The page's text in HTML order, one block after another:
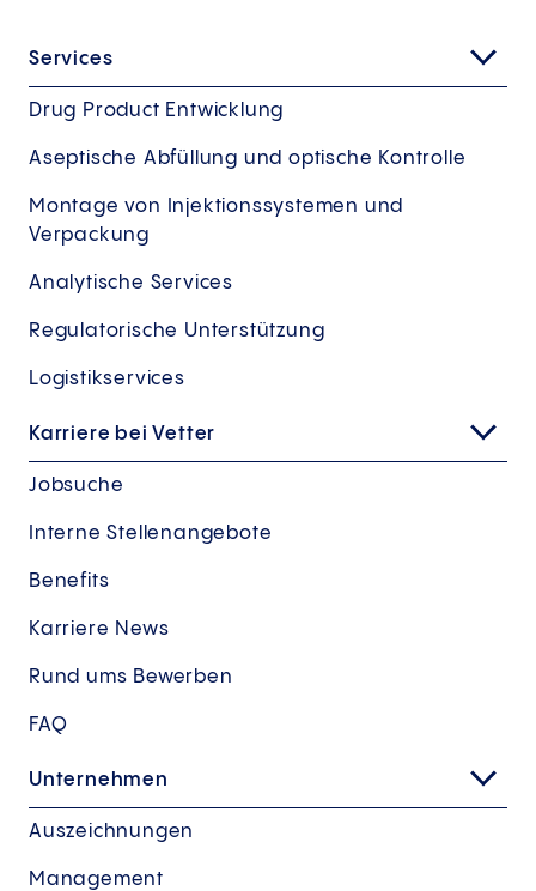
Services
Drug Product Entwicklung
Aseptische Abfüllung und optische Kontrolle
Montage von Injektionssystemen und
Verpackung
Analytische Services
Regulatorische Unterstützung
Logistikservices
Karriere bei Vetter
Jobsuche
Interne Stellenangebote
Benefits
Karriere News
Rund ums Bewerben
FAQ
Unternehmen
Auszeichnungen
Management